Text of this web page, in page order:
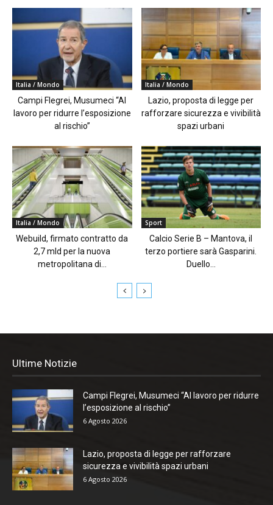
Italia / Mondo
Campi Flegrei, Musumeci “Al
lavoro per ridurre l’esposizione
al rischio”
Italia / Mondo
Lazio, proposta di legge per
rafforzare sicurezza e vivibilità
spazi urbani
Italia / Mondo
Webuild, firmato contratto da
2,7 mld per la nuova
metropolitana di...
Sport
Calcio Serie B – Mantova, il
terzo portiere sarà Gasparini.
Duello...
Ultime Notizie
Campi Flegrei, Musumeci “Al lavoro per ridurre
l’esposizione al rischio”
6 Agosto 2026
Lazio, proposta di legge per rafforzare
sicurezza e vivibilità spazi urbani
6 Agosto 2026